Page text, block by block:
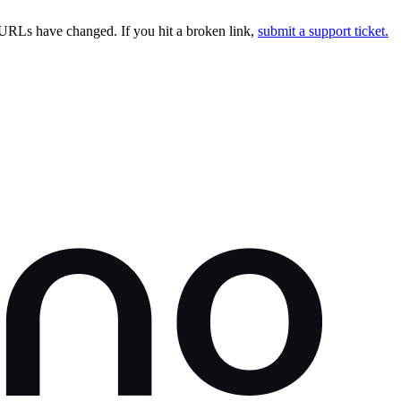
have changed. If you hit a broken link, submit a support ticket.